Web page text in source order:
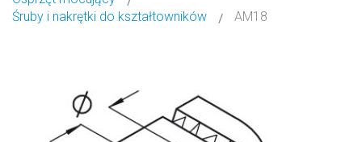
Śruby i nakrętki do kształtowników
AM18